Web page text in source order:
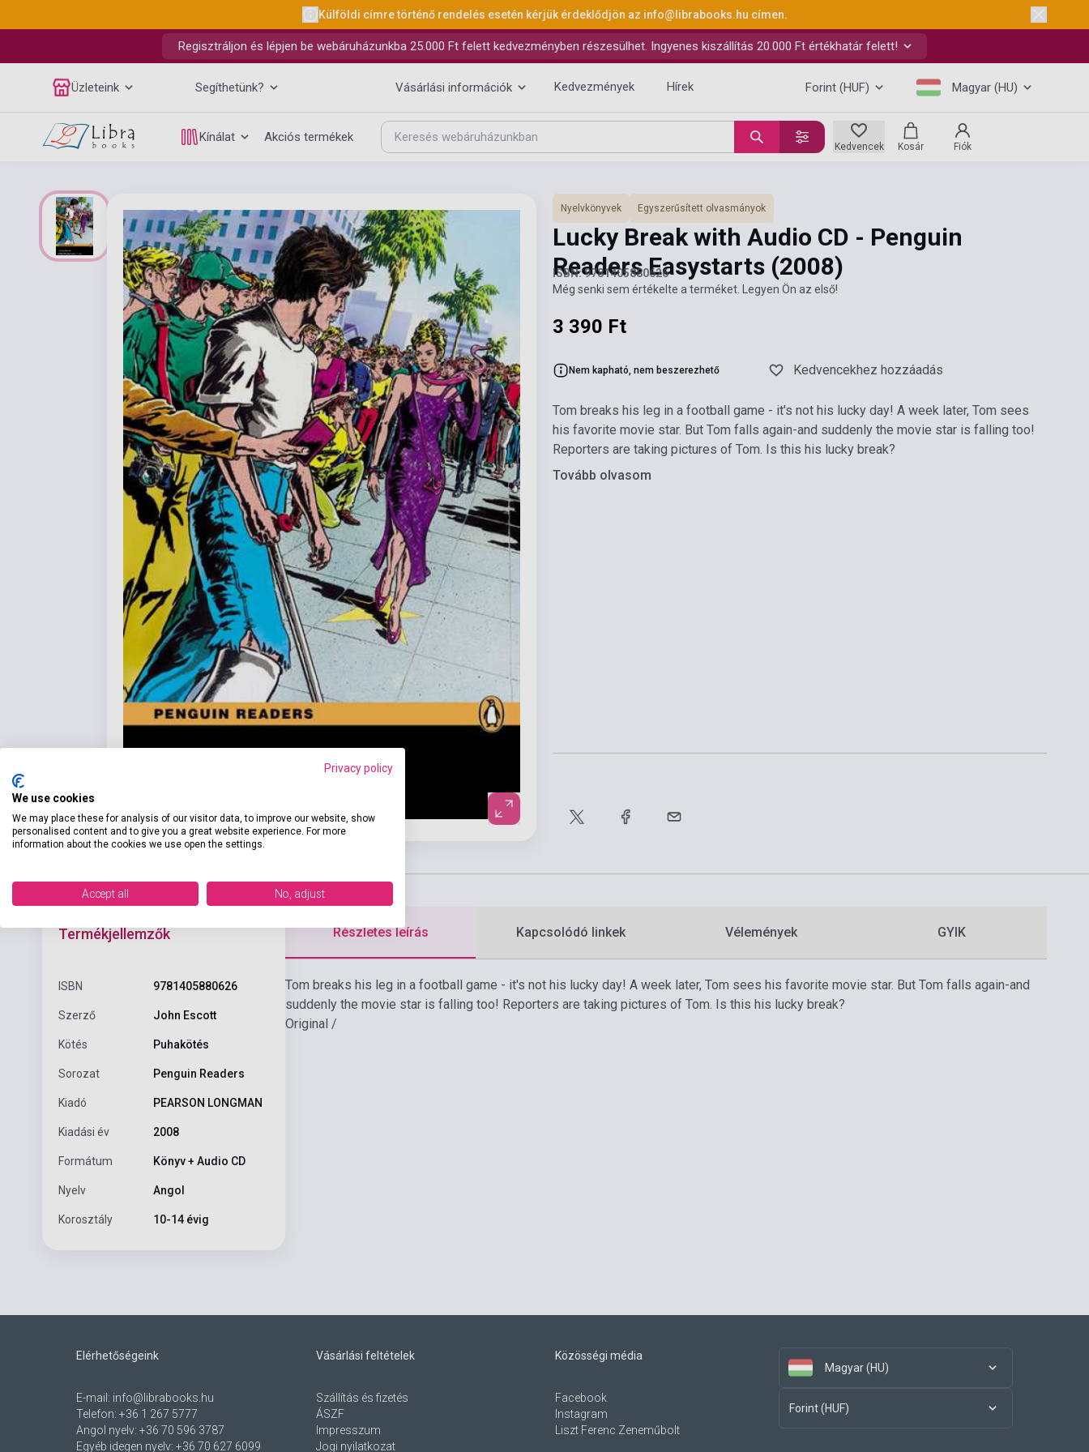
Külföldi címre történő rendelés esetén kérjük érdeklődjön az info@librabooks.hu címen.
Regisztráljon és lépjen be webáruházunkba 25.000 Ft felett kedvezményben részesülhet. Ingyenes kiszállítás 20.000 Ft értékhatár felett!
Üzleteink Segíthetünk? Vásárlási információk Kedvezmények Hírek Forint (HUF) Magyar (HU)
Kínálat Akciós termékek
Kedvencek Kosár Fiók
Nyelvkönyvek Egyszerűsített olvasmányok
Lucky Break with Audio CD - Penguin
Readers Easystarts (2008)
ISBN: 9781405880626
Még senki sem értékelte a terméket. Legyen Ön az első!
3 390 Ft
Nem kapható, nem beszerezhető Kedvencekhez hozzáadás
Tom breaks his leg in a football game - it's not his lucky day! A week later, Tom sees
his favorite movie star. But Tom falls again-and suddenly the movie star is falling too!
Reporters are taking pictures of Tom. Is this his lucky break?
Tovább olvasom
Termékjellemzők
ISBN 9781405880626
Szerző John Escott
Kötés Puhakötés
Sorozat Penguin Readers
Kiadó PEARSON LONGMAN
Kiadási év 2008
Formátum Könyv + Audio CD
Nyelv Angol
Korosztály 10-14 évig
Részletes leírás Kapcsolódó linkek Vélemények GYIK
Tom breaks his leg in a football game - it's not his lucky day! A week later, Tom sees his favorite movie star. But Tom falls again-and
suddenly the movie star is falling too! Reporters are taking pictures of Tom. Is this his lucky break?
Original /
Elérhetőségeink
E-mail: info@librabooks.hu
Telefon: +36 1 267 5777
Angol nyelv: +36 70 596 3787
Egyéb idegen nyelv: +36 70 627 6099
Vásárlási feltételek
Szállítás és fizetés
ÁSZF
Impresszum
Jogi nyilatkozat
Közösségi média
Facebook
Instagram
Liszt Ferenc Zeneműbolt
Magyar (HU)
Forint (HUF)
Privacy policy
We use cookies
We may place these for analysis of our visitor data, to improve our website, show
personalised content and to give you a great website experience. For more
information about the cookies we use open the settings.
Accept all No, adjust